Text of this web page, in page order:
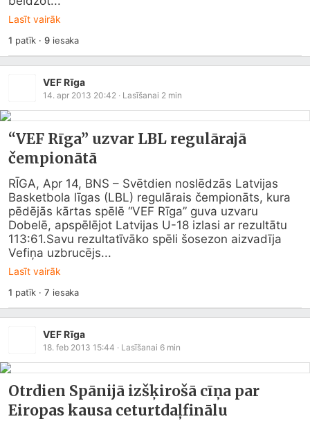
Lasīt vairāk
1 patīk ·9iesaka
VEF Rīga
14. apr 2013 20:42 · Lasīšanai 2 min
“VEF Rīga” uzvar LBL regulārajā
čempionātā
RĪGA, Apr 14, BNS – Svētdien noslēdzās Latvijas
Basketbola līgas (LBL) regulārais čempionāts, kura
pēdējās kārtas spēlē “VEF Rīga” guva uzvaru
Dobelē, apspēlējot Latvijas U-18 izlasi ar rezultātu
113:61.Savu rezultatīvāko spēli šosezon aizvadīja
Vefiņa uzbrucējs...
Lasīt vairāk
1 patīk ·7 iesaka
VEF Rīga
18. feb 2013 15:44 · Lasīšanai 6 min
Otrdien Spānijā izšķirošā cīņa par
Eiropas kausa ceturtdaļfinālu